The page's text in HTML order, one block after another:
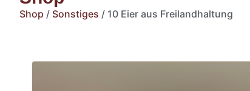
Shop / Sonstiges / 10 Eier aus Freilandhaltung